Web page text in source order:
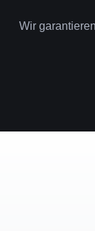
Wir